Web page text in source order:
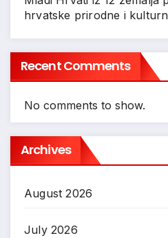
hrvatske prirodne i
Recent Comments
No comments to show.
Archives
August 2026
July 2026